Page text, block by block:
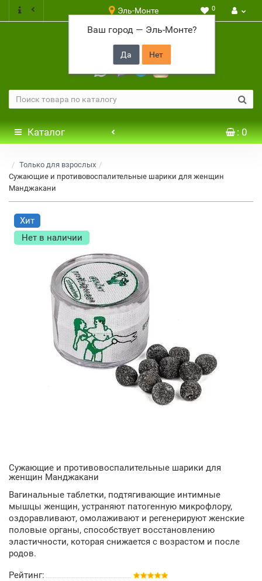
Эль-Монте
Ваш город — Эль-Монте?
0
+7 917 646 65 48
Каталог : 0
Только для взрослых
Сужающие и противовоспалительные шарики для женщин
Манджакани
Хит
Нет в наличии
Сужающие и противовоспалительные шарики для
женщин Манджакани
Вагинальные таблетки, подтягивающие интимные
мышцы женщин, устраняют патогенную микрофлору,
оздоравливают, омолаживают и регенерируют женские
половые органы, способствует восстановлению
эластичности, которая снижается с возрастом и после
родов.
Рейтинг: